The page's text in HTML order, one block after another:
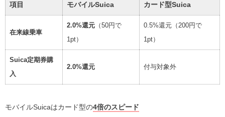
項目 モバイルSuica カード型Suica
在来線乗車
2.0%還元 （50円で
1pt）
0.5%還元（200円で
1pt）
Suica定期券購
入
2.0%還元 付与対象外
モバイルSuicaはカード型の4倍のスピード